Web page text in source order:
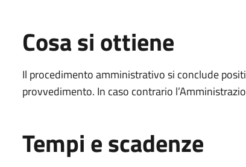
Cosa si ottiene
Il procedimento amministrativo si conclude
provvedimento. In caso contrario
Tempi e scadenze